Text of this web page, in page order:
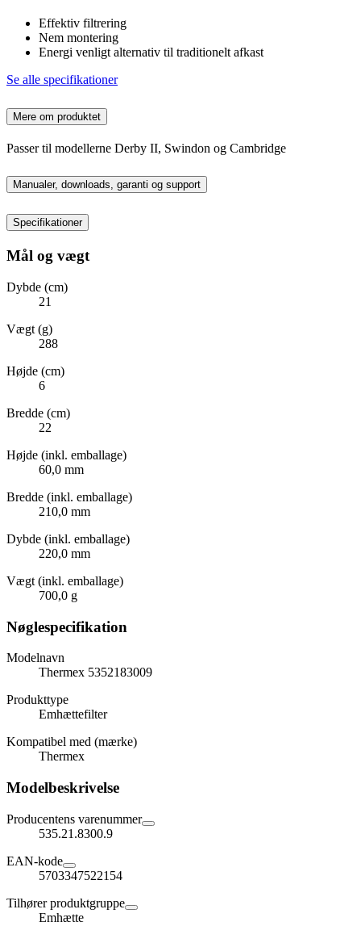
Effektiv filtrering
Nem montering
Energi venligt alternativ til traditionelt afkast
Se alle specifikationer
Mere om produktet
Passer til modellerne Derby II, Swindon og Cambridge
Manualer, downloads, garanti og support
Specifikationer
Mål og vægt
Dybde (cm)
21
Vægt (g)
288
Højde (cm)
6
Bredde (cm)
22
Højde (inkl. emballage)
60,0 mm
Bredde (inkl. emballage)
210,0 mm
Dybde (inkl. emballage)
220,0 mm
Vægt (inkl. emballage)
700,0 g
Nøglespecifikation
Modelnavn
Thermex 5352183009
Produkttype
Emhættefilter
Kompatibel med (mærke)
Thermex
Modelbeskrivelse
Producentens varenummer
535.21.8300.9
EAN-kode
5703347522154
Tilhører produktgruppe
Emhætte